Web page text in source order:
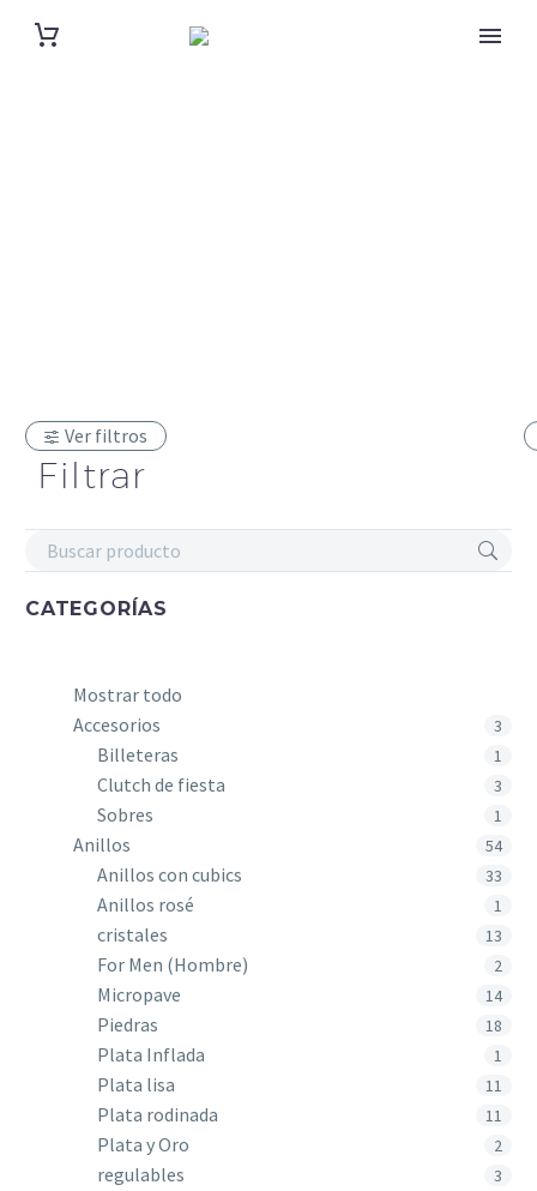
Ver filtros
Filtrar
CATEGORÍAS
Mostrar todo
Accesorios
3
Billeteras 1
Clutch de fiesta 3
Sobres 1
Anillos 54
Anillos con cubics 33
Anillos rosé 1
cristales 13
For Men (Hombre) 2
Micropave 14
Piedras 18
Plata Inflada 1
Plata lisa 11
Plata rodinada 11
Plata y Oro 2
regulables 3